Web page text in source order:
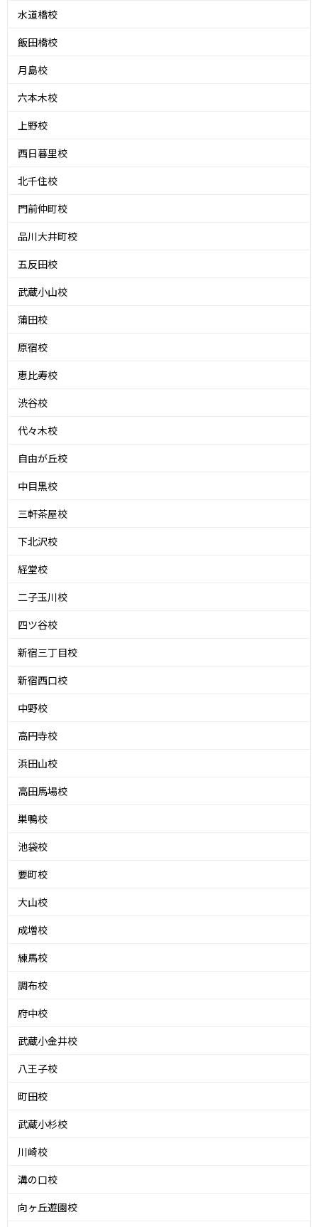
水道橋校
飯田橋校
月島校
六本木校
上野校
西日暮里校
北千住校
門前仲町校
品川大井町校
五反田校
武蔵小山校
蒲田校
原宿校
恵比寿校
渋谷校
代々木校
自由が丘校
中目黒校
三軒茶屋校
下北沢校
経堂校
二子玉川校
四ツ谷校
新宿三丁目校
新宿西口校
中野校
高円寺校
浜田山校
高田馬場校
巣鴨校
池袋校
要町校
大山校
成増校
練馬校
調布校
府中校
武蔵小金井校
八王子校
町田校
武蔵小杉校
川崎校
溝の口校
向ヶ丘遊園校